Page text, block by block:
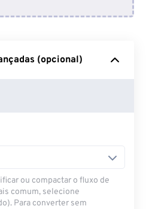
Drive
(opcional)
ou compactar o fluxo de
comum, selecione
Para converter sem